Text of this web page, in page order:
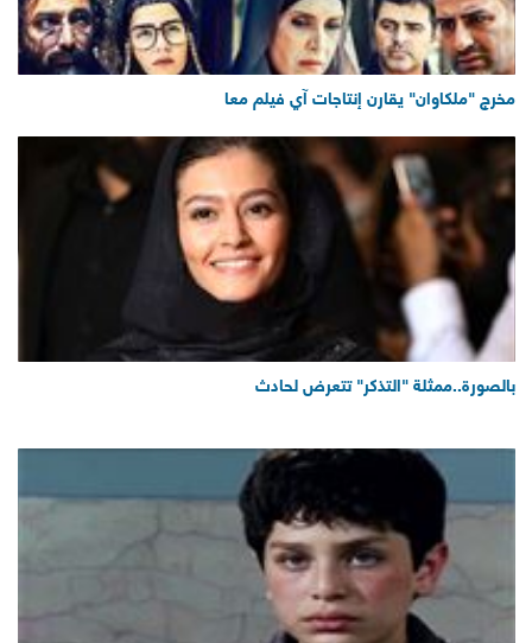
بالصورة..ممثلة "التذكر" تتعرض لحادث
مخرج "ملكاوان" يقارن إنتاجات آي فيلم معا